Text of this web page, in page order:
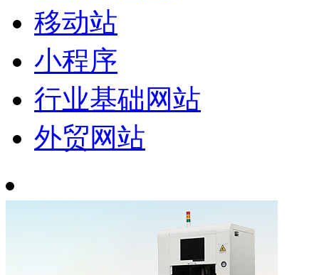
移动站
小程序
行业基础网站
外贸网站